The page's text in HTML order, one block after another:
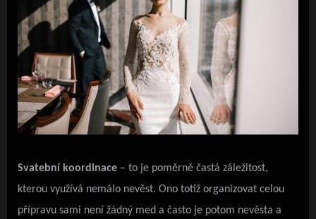
Svatební koordinace – to je poměrně častá záležitost,
kterou využívá nemálo nevěst. Ono totiž organizovat celou
přípravu sami není žádný med a často je potom nevěsta a